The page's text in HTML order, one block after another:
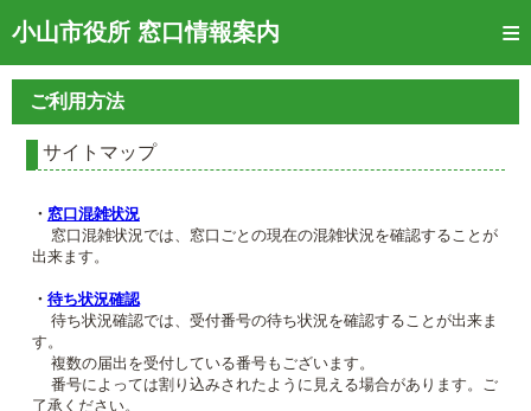
小山市役所 窓口情報案内
トップページ
窓口混雑状況
待ち状況確認
交付状況確認
混雑予想カレンダー
ご利用方法
サイトマップ
・ 窓口混雑状況
窓口混雑状況では、窓口ごとの現在の混雑状況を確認することが
出来ます。
・ 待ち状況確認
待ち状況確認では、受付番号の待ち状況を確認することが出来ま
す。
複数の届出を受付している番号もございます。
番号によっては割り込みされたように見える場合があります。ご
了承ください。